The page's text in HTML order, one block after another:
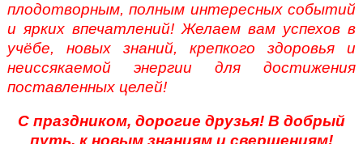
плодотворным, полным интересных событий
и ярких впечатлений! Желаем вам успехов в
учёбе, новых знаний, крепкого здоровья и
неиссякаемой энергии для достижения
поставленных целей!
С праздником, дорогие друзья! В добрый